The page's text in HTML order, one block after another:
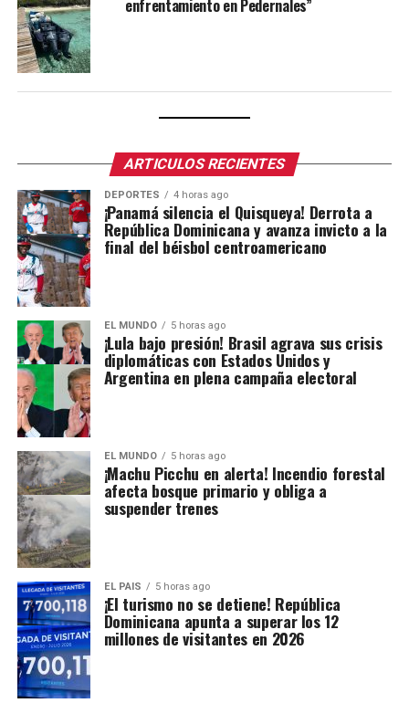
enfrentamiento en Pedernales”
ARTICULOS RECIENTES
DEPORTES 4 horas ago
¡Panamá silencia el Quisqueya! Derrota a
República Dominicana y avanza invicto a la
final del béisbol centroamericano
EL MUNDO 5 horas ago
¡Lula bajo presión! Brasil agrava sus crisis
diplomáticas con Estados Unidos y
Argentina en plena campaña electoral
EL MUNDO 5 horas ago
¡Machu Picchu en alerta! Incendio forestal
afecta bosque primario y obliga a
suspender trenes
EL PAIS 5 horas ago
¡El turismo no se detiene! República
Dominicana apunta a superar los 12
millones de visitantes en 2026